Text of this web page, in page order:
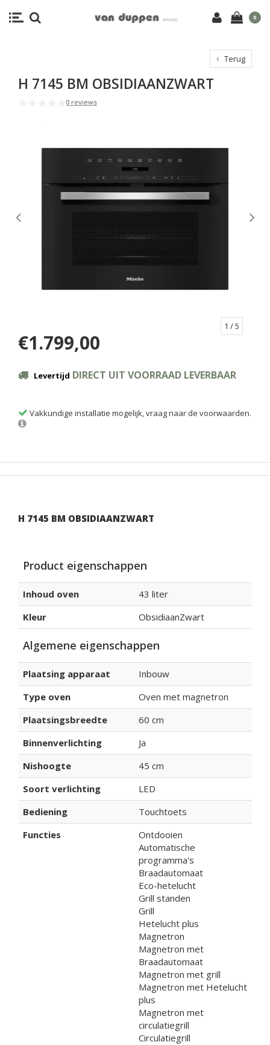
0
Terug
H 7145 BM OBSIDIAANZWART
0 reviews
1 / 5
€1.799,00
Levertijd DIRECT UIT VOORRAAD LEVERBAAR
Vakkundige installatie mogelijk, vraag naar de voorwaarden.
H 7145 BM OBSIDIAANZWART
Product eigenschappen
Inhoud oven
43 liter
Kleur
ObsidiaanZwart
Algemene eigenschappen
Plaatsing apparaat
Inbouw
Type oven
Oven met magnetron
Plaatsingsbreedte
60 cm
Binnenverlichting
Ja
Nishoogte
45 cm
Soort verlichting
LED
Bediening
Touchtoets
Functies
Ontdooien
Automatische
programma's
Braadautomaat
Eco-hetelucht
Grill standen
Grill
Hetelucht plus
Magnetron
Magnetron met
Braadautomaat
Magnetron met grill
Magnetron met Hetelucht
plus
Magnetron met
circulatiegrill
Circulatiegrill